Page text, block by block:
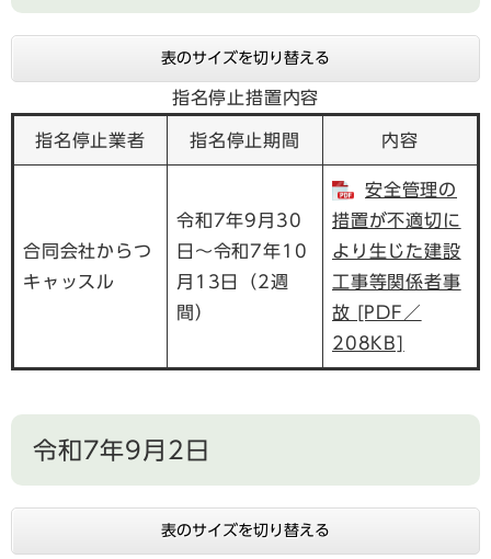
表のサイズを切り替える
指名停止措置内容
指名停止業者 指名停止期間 内容
合同会社からつ
キャッスル
令和7年9月30
日～令和7年10
月13日（2週
間）
安全管理の
措置が不適切に
より生じた建設
工事等関係者事
故 [PDF／
208KB]
令和7年9月2日
表のサイズを切り替える